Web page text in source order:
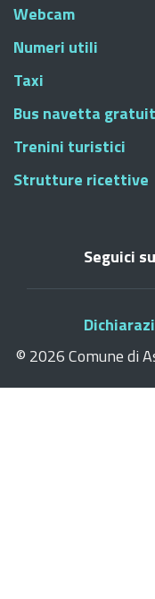
Webcam
Numeri utili
Taxi
Bus navetta
Trenini turistici
Strutture ricettive
Seguici
© 2026 Comune di